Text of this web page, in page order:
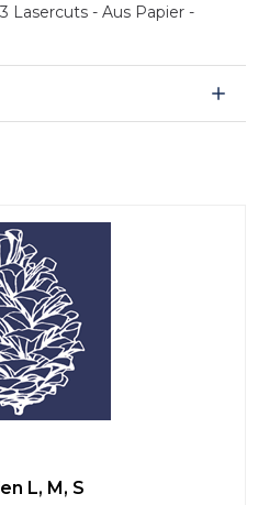
Lasercuts - Aus Papier -
L, M, S